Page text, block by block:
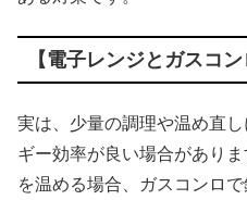
【電子レンジとガスコ
実は、少量の調理や温め直
ギー効率が良い場合があり
を温める場合、ガスコンロ